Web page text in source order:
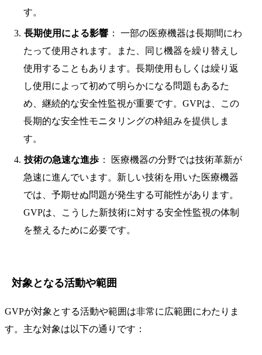
す。
長期使用による影響 ： 一部の医療機器は長期間にわ
たって使用されます。また、同じ機器を繰り替えし
使用することもあります。長期使用もしくは繰り返
し使用によって初めて明らかになる問題もあるた
め、継続的な安全性監視が重要です。GVPは、この
長期的な安全性モニタリングの枠組みを提供しま
す。
技術の急速な進歩 ： 医療機器の分野では技術革新が
急速に進んでいます。新しい技術を用いた医療機器
では、予期せぬ問題が発生する可能性があります。
GVPは、こうした新技術に対する安全性監視の体制
を整えるために必要です。
対象となる活動や範囲
GVPが対象とする活動や範囲は非常に広範囲にわたりま
す。主な対象は以下の通りです：